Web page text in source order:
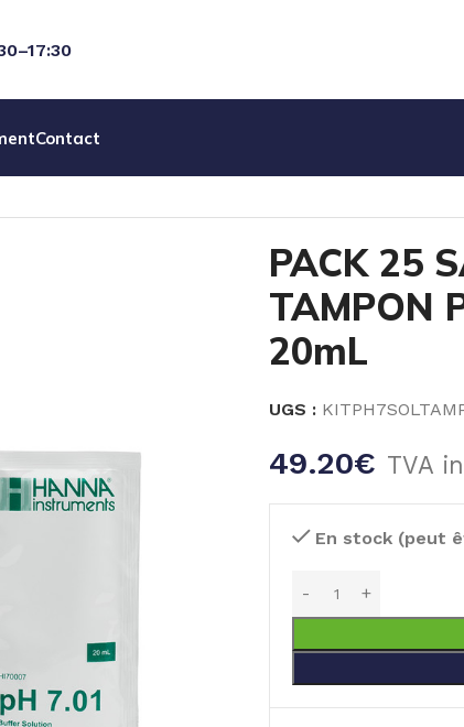
Contact
PACK 25
PACK 25
TAMPON
20mL
UGS :
49.20€ TVA
En stock (peut